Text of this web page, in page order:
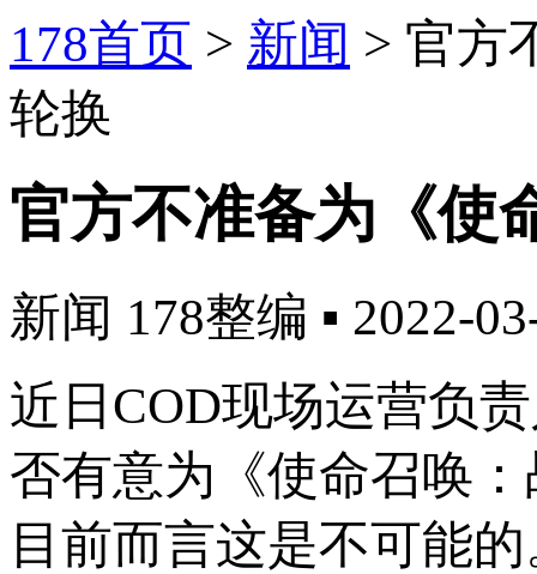
178首页 > 新闻 > 官方
轮换
官方不准备为《使
新闻 178整编 ▪ 2022-
近日COD现场运营负
否有意为《使命召唤
目前而言这是不可能